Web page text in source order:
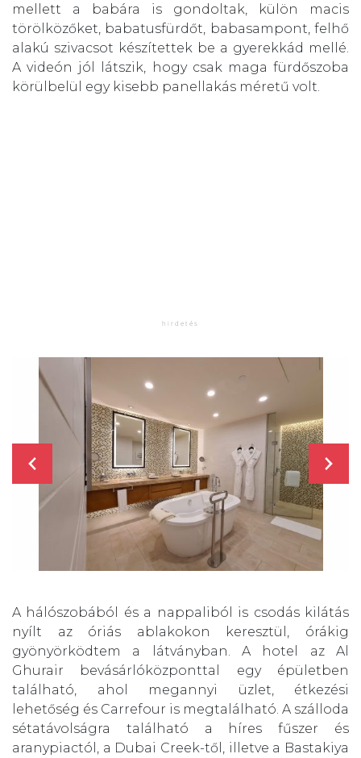
mellett a babára is gondoltak, külön macis
törölközőket, babatusfürdőt, babasampont, felhő
alakú szivacsot készítettek be a gyerekkád mellé.
A videón jól látszik, hogy csak maga fürdőszoba
körülbelül egy kisebb panellakás méretű volt.
A hálószobából és a nappaliból is csodás kilátás
nyílt az óriás ablakokon keresztül, órákig
gyönyörködtem a látványban. A hotel az Al
Ghurair bevásárlóközponttal egy épületben
található, ahol megannyi üzlet, étkezési
lehetőség és Carrefour is megtalálható. A szálloda
sétatávolságra található a híres fűszer és
aranypiactól, a Dubai Creek-től, illetve a Bastakiya